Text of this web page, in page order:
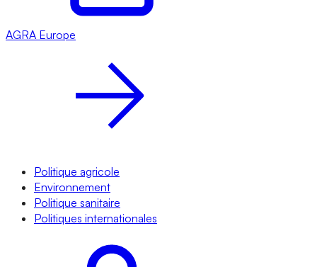
AGRA Europe
Politique agricole
Environnement
Politique sanitaire
Politiques internationales